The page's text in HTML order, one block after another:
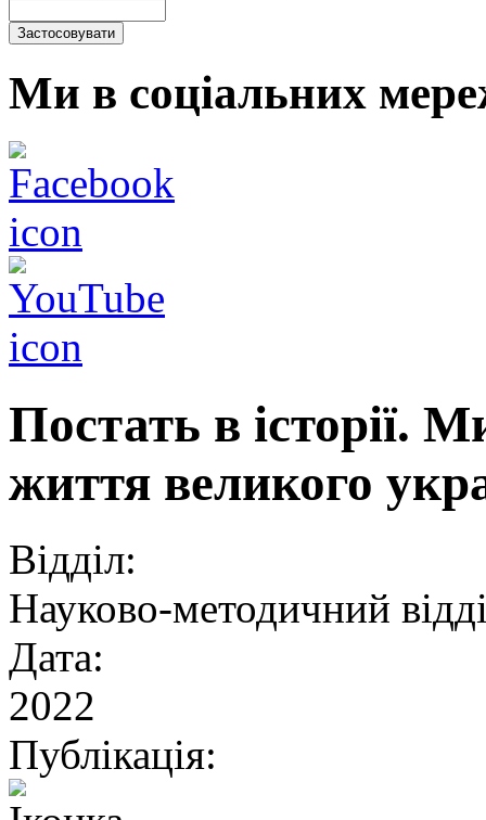
Ми в соціальних
Постать в історії.
життя великого
Відділ:
Науково-методичний
Дата:
2022
Публікація: